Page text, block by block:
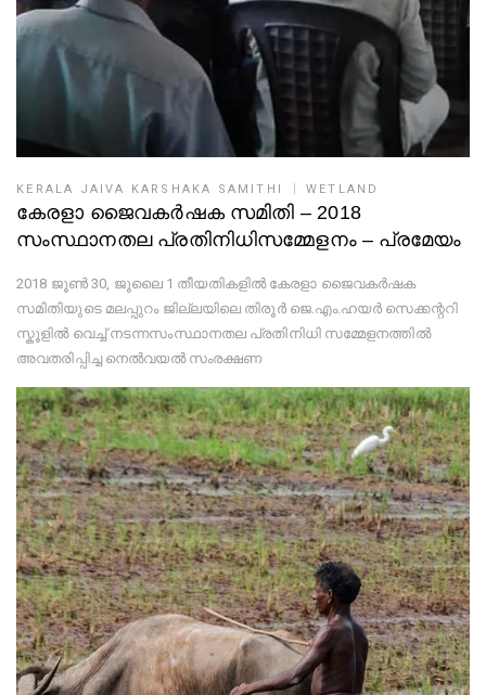
KERALA JAIVA KARSHAKA SAMITHI WETLAND
കേരളാ ജൈവകർഷക സമിതി – 2018
സംസ്ഥാനതല പ്രതിനിധിസമ്മേളനം – പ്രമേയം
2018 ജൂൺ 30, ജൂലൈ 1 തീയതികളിൽ കേരളാ ജൈവകർഷക
സമിതിയുടെ മലപ്പുറം ജില്ലയിലെ തിരൂർ ജെ.എം.ഹയർ സെക്കന്ററി
സ്കൂളിൽ വെച്ച് നടന്നസംസ്ഥാനതല പ്രതിനിധി സമ്മേളനത്തിൽ
അവതരിപ്പിച്ച നെൽവയൽ സംരക്ഷണ